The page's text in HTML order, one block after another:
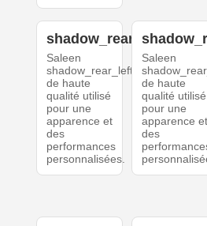
shadow_rear_left
Saleen
shadow_rear_left
de haute
qualité utilisé
pour une
apparence et
des
performances
personnalisées.
Saleen
de haute
qualité utilisé
pour une
apparence et
des